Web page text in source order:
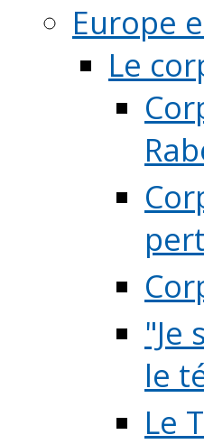
Europe
Le
"Je
le
Le